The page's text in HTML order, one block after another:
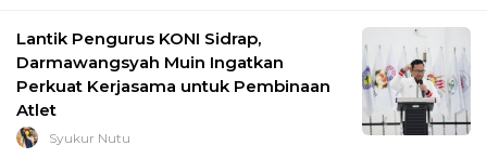
Lantik Pengurus KONI Sidrap,
Darmawangsyah Muin Ingatkan
Perkuat Kerjasama untuk Pembinaan
Atlet
Syukur Nutu